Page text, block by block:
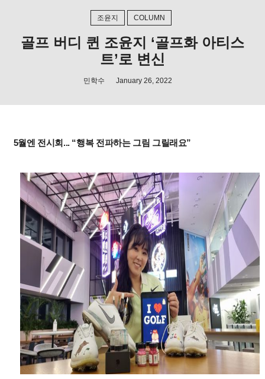
조윤지 COLUMN
골프 버디 퀸 조윤지 ‘골프화 아티스
트’로 변신
민학수 January 26, 2022
5월엔 전시회... “행복 전파하는 그림 그릴래요”